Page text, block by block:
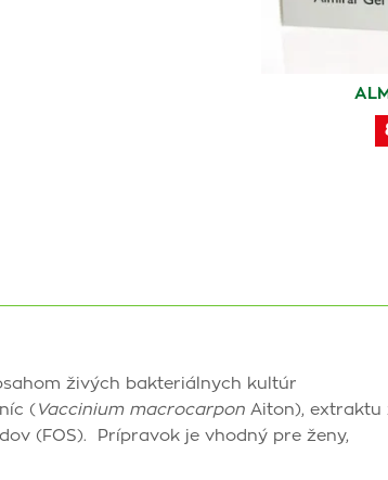
živých bakteriálnych kultúr
( Vaccinium macrocarpon Aiton), extraktu
(FOS). Prípravok je vhodný pre ženy,